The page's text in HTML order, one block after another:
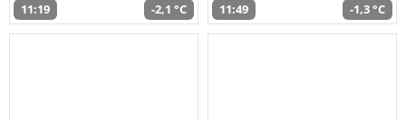
11:19 -2,1 °C 11:49 -1,3 °C